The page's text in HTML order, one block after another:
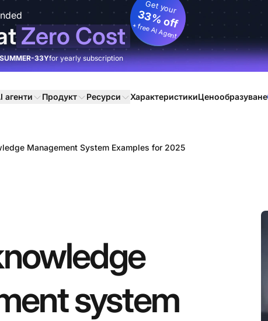
Zero Cost
Get your
33% off
+ free AI Agent
SUMMER-33Yfor yearly subscription
агенти Продукт Ресурси ХарактеристикиЦенообразуване
Management System Examples for 2025
system